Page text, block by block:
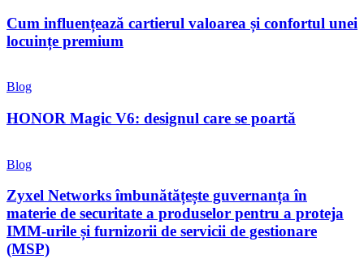
Cum influențează cartierul valoarea și confortul unei
locuințe premium
Blog
HONOR Magic V6: designul care se poartă
Blog
Zyxel Networks îmbunătățește guvernanța în
materie de securitate a produselor pentru a proteja
IMM-urile și furnizorii de servicii de gestionare
(MSP)